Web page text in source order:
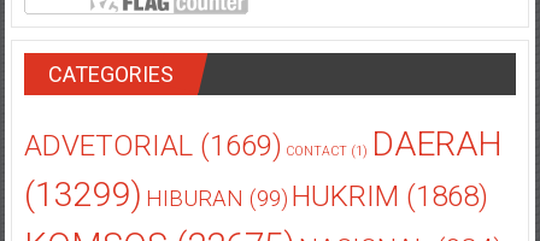
CATEGORIES
ADVETORIAL(1669) CONTACT(1) DAERAH
(13299) HIBURAN (99) HUKRIM (1868)